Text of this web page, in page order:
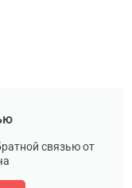
связью от